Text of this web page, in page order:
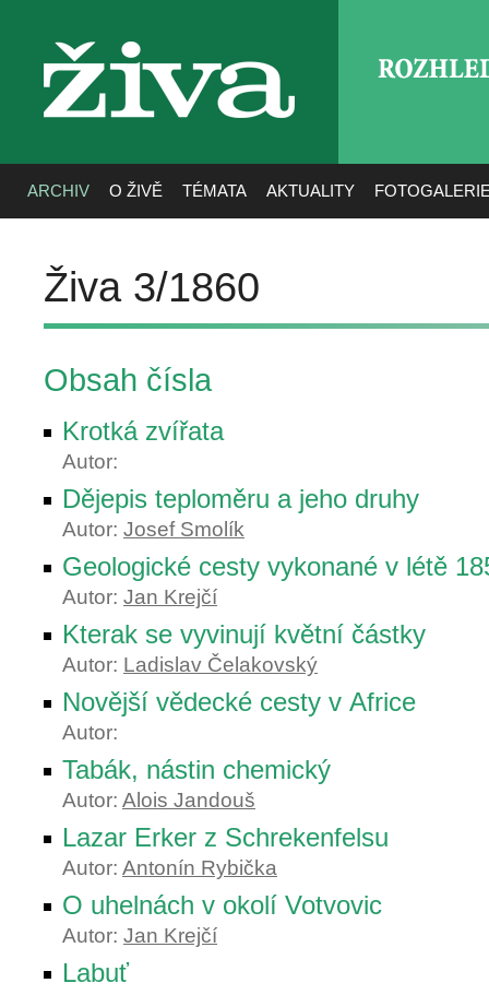
živa
ARCHIV O ŽIVĚ TÉMATA AKTUALITY
Živa 3/1860
Obsah čísla
Krotká zvířata
Autor:
Dějepis teploměru a jeho druhy
Autor: Josef Smolík
Geologické cesty vykonané v létě
Autor: Jan Krejčí
Kterak se vyvinují květní částky
Autor: Ladislav Čelakovský
Novější vědecké cesty v Africe
Autor:
Tabák, nástin chemický
Autor: Alois Jandouš
Lazar Erker z Schrekenfelsu
Autor: Antonín Rybička
O uhelnách v okolí Votvovic
Autor: Jan Krejčí
Labuť